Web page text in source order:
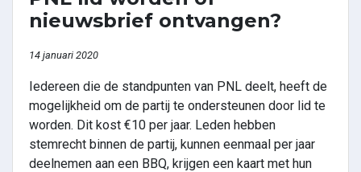
nieuwsbrief ontvangen?
14 januari 2020
Iedereen die de standpunten van PNL deelt, heeft de
mogelijkheid om de partij te ondersteunen door lid te
worden. Dit kost €10 per jaar. Leden hebben
stemrecht binnen de partij, kunnen eenmaal per jaar
deelnemen aan een BBQ, krijgen een kaart met hun